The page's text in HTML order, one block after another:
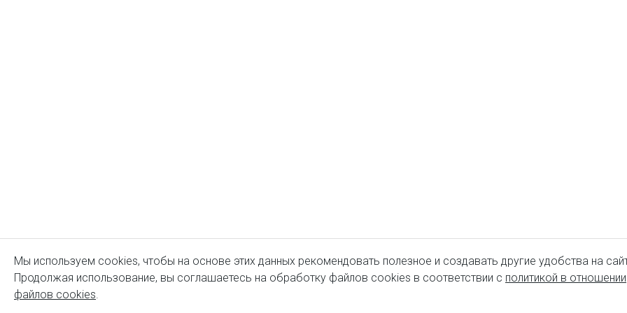
Мы используем cookies, чтобы на основе этих данных рекомендовать полезное и создавать другие удобства на
Продолжая использование, вы соглашаетесь на обработку файлов cookies в соответствии с политикой в отношении
файлов cookies.